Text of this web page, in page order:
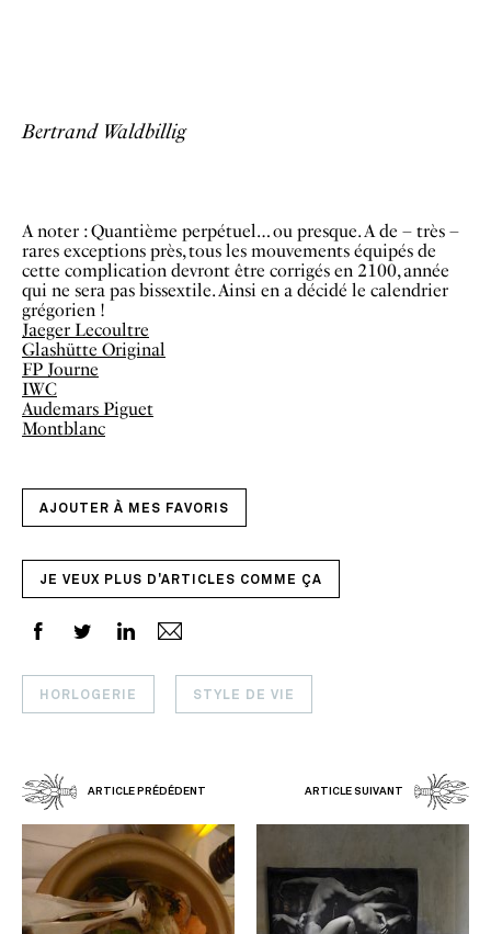
Bertrand Waldbillig
A noter : Quantième perpétuel… ou presque. A de – très –
rares exceptions près, tous les mouvements équipés de
cette complication devront être corrigés en 2100, année
qui ne sera pas bissextile. Ainsi en a décidé le calendrier
grégorien !
Jaeger Lecoultre
Glashütte Original
FP Journe
IWC
Audemars Piguet
Montblanc
AJOUTER À MES FAVORIS
JE VEUX PLUS D'ARTICLES COMME ÇA
HORLOGERIE STYLE DE VIE
ARTICLE PRÉDÉDENT ARTICLE SUIVANT